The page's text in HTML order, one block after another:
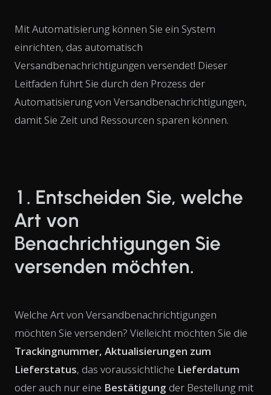
Mit Automatisierung können Sie ein System
einrichten, das automatisch
Versandbenachrichtigungen versendet! Dieser
Leitfaden führt Sie durch den Prozess der
Automatisierung von Versandbenachrichtigungen,
damit Sie Zeit und Ressourcen sparen können.
1. Entscheiden Sie, welche
Art von
Benachrichtigungen Sie
versenden möchten.
Welche Art von Versandbenachrichtigungen
möchten Sie versenden? Vielleicht möchten Sie die
Trackingnummer, Aktualisierungen zum
Lieferstatus, das voraussichtliche Lieferdatum
oder auch nur eine Bestätigung der Bestellung mit